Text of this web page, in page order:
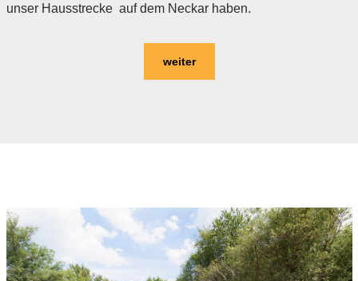
unser Hausstrecke auf dem Neckar haben.
weiter